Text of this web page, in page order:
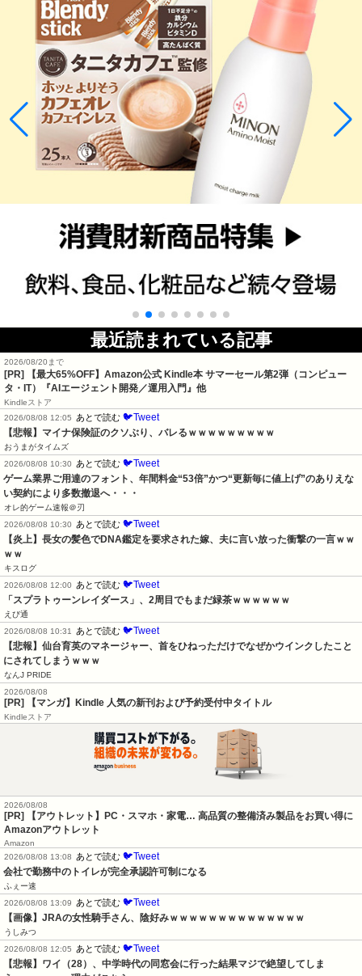
最近読まれている記事
2026/08/20まで
[PR]
【最大65%OFF】Amazon公式 Kindle本 サマーセール第2弾（コンピュー
タ・IT）『AIエージェント開発／運用入門』他
Kindleストア
2026/08/08 12:05
あとで読む 🐦Tweet
【悲報】マイナ保険証のクソぶり、バレるｗｗｗｗｗｗｗｗｗ
おうまがタイムズ
2026/08/08 10:30
あとで読む 🐦Tweet
ゲーム業界ご用達のフォント、年間料金“53倍”かつ“更新毎に値上げ”のありえな
い契約により多数撤退へ・・・
オレ的ゲーム速報＠刃
2026/08/08 10:30
あとで読む 🐦Tweet
【炎上】長女の髪色でDNA鑑定を要求された嫁、夫に言い放った衝撃の一言ｗｗ
ｗｗ
キスログ
2026/08/08 12:00
あとで読む 🐦Tweet
「スプラトゥーンレイダース」、2周目でもまだ緑茶ｗｗｗｗｗｗ
えび通
2026/08/08 10:31
あとで読む 🐦Tweet
【悲報】仙台育英のマネージャー、首をひねっただけでなぜかウインクしたこと
にされてしまうｗｗｗ
なんJ PRIDE
2026/08/08
[PR] 【マンガ】Kindle 人気の新刊および予約受付中タイトル
Kindleストア
2026/08/08
[PR] 【アウトレット】PC・スマホ・家電… 高品質の整備済み製品をお買い得に
Amazonアウトレット
Amazon
2026/08/08 13:08
あとで読む 🐦Tweet
会社で勤務中のトイレが完全承認許可制になる
ふぇー速
2026/08/08 13:09
あとで読む 🐦Tweet
【画像】JRAの女性騎手さん、陰好みｗｗｗｗｗｗｗｗｗｗｗｗｗｗ
うしみつ
2026/08/08 12:05
あとで読む 🐦Tweet
【悲報】ワイ（28）、中学時代の同窓会に行った結果マジで絶望してしま